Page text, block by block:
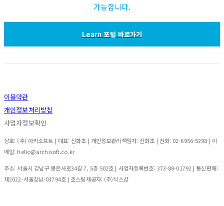
가능합니다.
Learn 포털 바로가기
이용약관
개인정보처리방침
사업자정보확인
상호: (주) 아키소프트 | 대표: 신화초 | 개인정보관리책임자: 신화초 | 전화: 02-6956-5298 | 이
메일: hello@archisoft.co.kr
주소: 서울시 강남구 봉은사로34길 7, 5층 502호 | 사업자등록번호: 373-88-01792 | 통신판매:
제2022-서울강남-03794호| 호스팅제공자: (주)식스샵